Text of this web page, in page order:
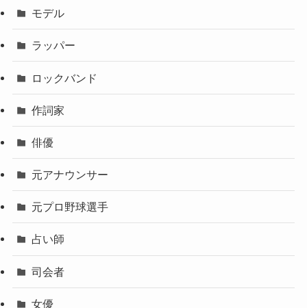
モデル
ラッパー
ロックバンド
作詞家
俳優
元アナウンサー
元プロ野球選手
占い師
司会者
女優